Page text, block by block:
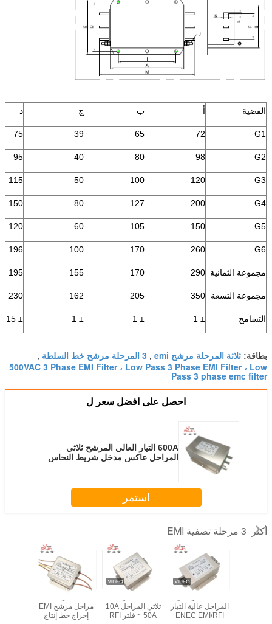
القضية أ ب ج د
G1
72
65
39
75
G2
98
80
40
95
G3
120
100
50
115
G4
200
127
80
150
G5
150
105
60
120
G6
260
170
100
196
مجموعة الثمانية 290
170
155
195
مجموعة التسعة 350
205
162
230
التسامح ± 1
± 1
± 1
± 0.15
بطاقة: ثلاثة المرحلة مرشح emi , 3 المرحلة مرشح خط السلطة ,
500VAC 3 Phase EMI Filter ، Low Pass 3 Phase EMI Filter ، Low
Pass 3 phase emc filter
احصل على افضل سعر ل
600A التيار العالي المرشح ثلاثي
المراحل عاكس مدخل شريط النحاس
استمر
أكثر 3 مرحلة تصفية EMI
مراحل مرشح EMI
إخراج خط إنتاج
ثلاثي المراحل 10A
~ 50A فلتر RFI
المراحل عالية التيار
ENEC EMI/RFI